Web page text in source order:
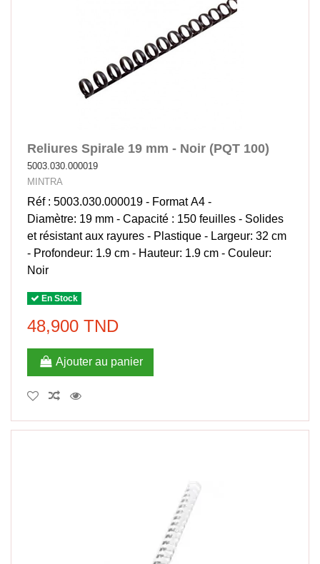
Reliures Spirale 19 mm - Noir (PQT 100)
5003.030.000019
MINTRA
Réf : 5003.030.000019 - Format A4 -
Diamètre: 19 mm - Capacité : 150 feuilles - Solides
et résistant aux rayures - Plastique - Largeur: 32 cm
- Profondeur: 1.9 cm - Hauteur: 1.9 cm - Couleur:
Noir
En Stock
48,900 TND
Ajouter au panier